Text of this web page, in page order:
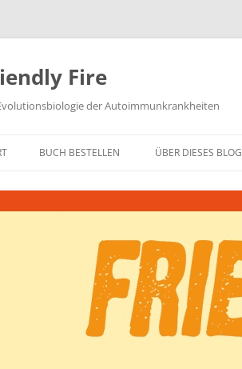
Fire
der Autoimmunkrankheiten
BUCH BESTELLEN ÜBER DIESES BLOG